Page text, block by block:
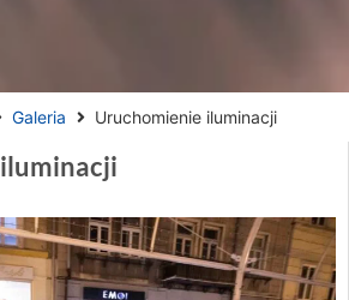
Galeria Uruchomienie iluminacji